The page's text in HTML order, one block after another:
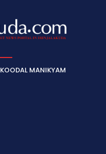
KOODAL MANIKYAM